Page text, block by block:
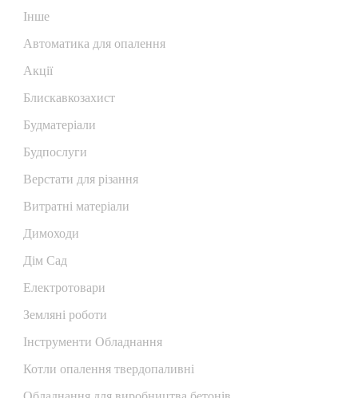
Iнше
Автоматика для опалення
Акції
Блискавкозахист
Будматеріали
Будпослуги
Верстати для різання
Витратні матеріали
Димоходи
Дім Сад
Електротовари
Земляні роботи
Інструменти Обладнання
Котли опалення твердопаливні